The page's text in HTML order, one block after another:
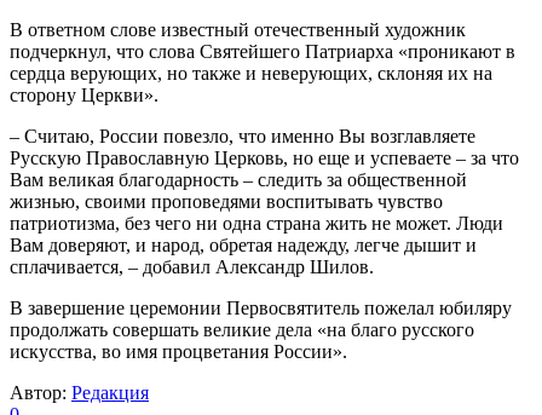
В ответном слове известный отечественный художник
подчеркнул, что слова Святейшего Патриарха «проникают в
сердца верующих, но также и неверующих, склоняя их на
сторону Церкви».
– Считаю, России повезло, что именно Вы возглавляете
Русскую Православную Церковь, но еще и успеваете – за что
Вам великая благодарность – следить за общественной
жизнью, своими проповедями воспитывать чувство
патриотизма, без чего ни одна страна жить не может. Люди
Вам доверяют, и народ, обретая надежду, легче дышит и
сплачивается, – добавил Александр Шилов.
В завершение церемонии Первосвятитель пожелал юбиляру
продолжать совершать великие дела «на благо русского
искусства, во имя процветания России».
Автор: Редакция